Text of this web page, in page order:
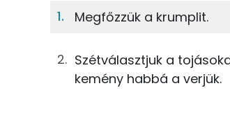
21gdió
Fehérje
TOP
Foszfor
Megfőzzük a krumplit.
Szétválasztjuk a
kemény habbá a verjük.